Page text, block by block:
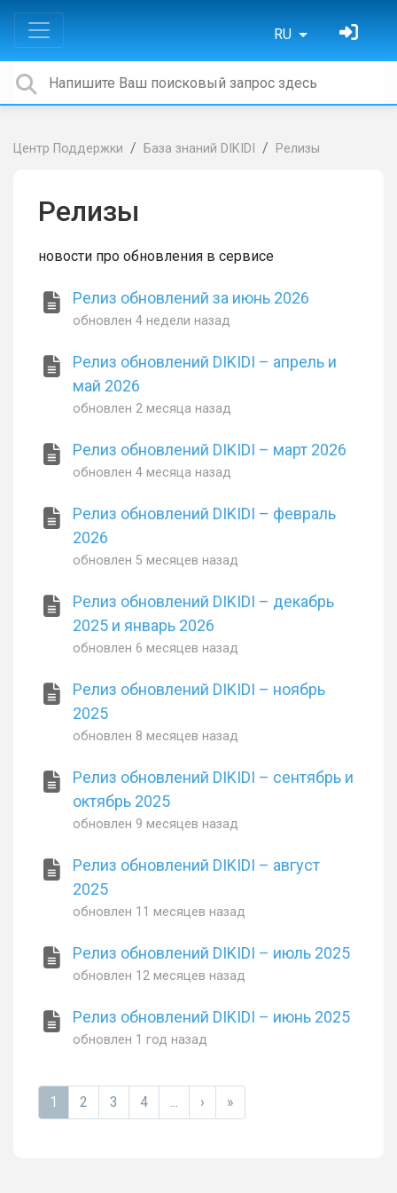
RU
Центр Поддержки База знаний DIKIDI Релизы
Релизы
новости про обновления в сервисе
Релиз обновлений за июнь 2026
обновлен4 недели назад
Релиз обновлений DIKIDI – апрель и
май 2026
обновлен2 месяца назад
Релиз обновлений DIKIDI – март 2026
обновлен4 месяца назад
Релиз обновлений DIKIDI – февраль
2026
обновлен5 месяцев назад
Релиз обновлений DIKIDI – декабрь
2025 и январь 2026
обновлен6 месяцев назад
Релиз обновлений DIKIDI – ноябрь
2025
обновлен 8 месяцев назад
Релиз обновлений DIKIDI – сентябрь и
октябрь 2025
обновлен 9 месяцев назад
Релиз обновлений DIKIDI – август
2025
обновлен 11 месяцев назад
Релиз обновлений DIKIDI – июль 2025
обновлен 12 месяцев назад
Релиз обновлений DIKIDI – июнь 2025
обновлен 1 год назад
1 2 3 4 ... › »